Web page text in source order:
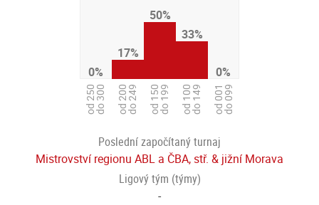
0%
od 250do 300
17%
od 200do 249
50%
od 150do 199
33%
od 100do 149
0%
od 001do 099
Poslední započítaný turnaj
Mistrovství regionu ABL a ČBA, stř. & jižní Morava
Ligový tým (týmy)
-